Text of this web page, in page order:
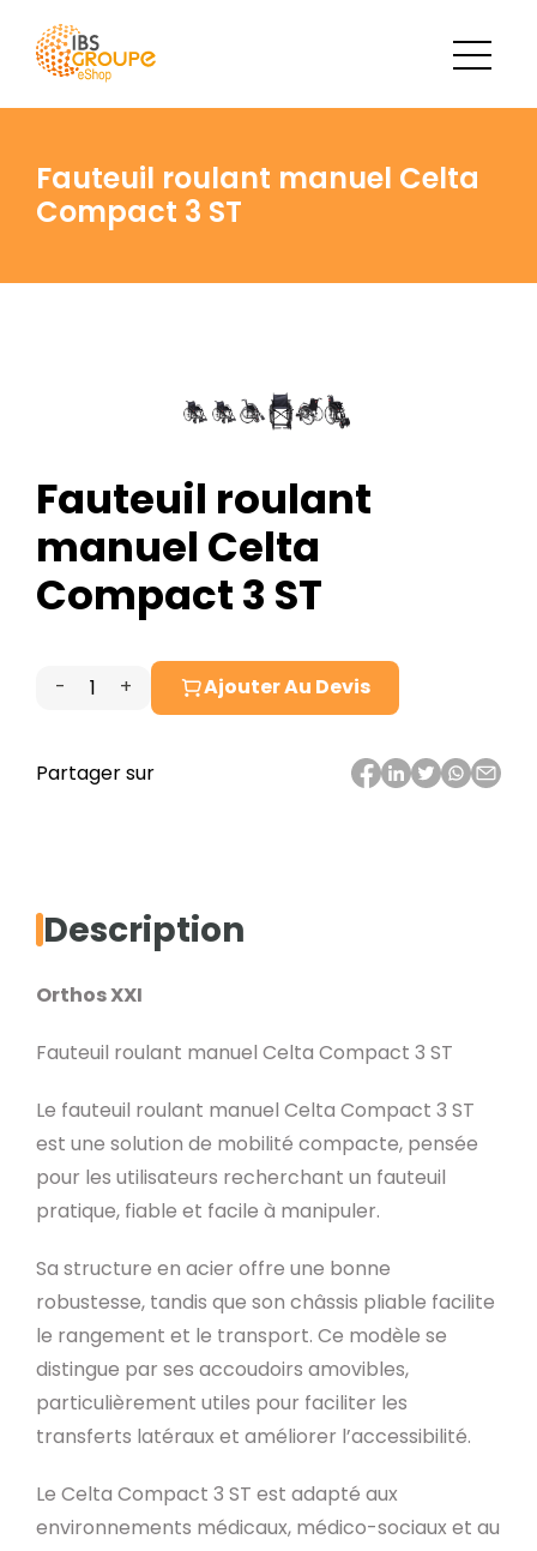
Fauteuil roulant manuel Celta
Compact 3 ST
Fauteuil roulant
manuel Celta
Compact 3 ST
-
quantité
Fauteuil
3
+ Ajouter Au Devis
Partager sur
Description
Orthos XXI
Fauteuil roulant manuel Celta Compact 3 ST
Le fauteuil roulant manuel Celta Compact 3 ST
est une solution de mobilité compacte, pensée
pour les utilisateurs recherchant un fauteuil
pratique, fiable et facile à manipuler.
Sa structure en acier offre une bonne
robustesse, tandis que son châssis pliable facilite
le rangement et le transport. Ce modèle se
distingue par ses accoudoirs amovibles,
particulièrement utiles pour faciliter les
transferts latéraux et améliorer l’accessibilité.
Le Celta Compact 3 ST est adapté aux
environnements médicaux, médico-sociaux et au